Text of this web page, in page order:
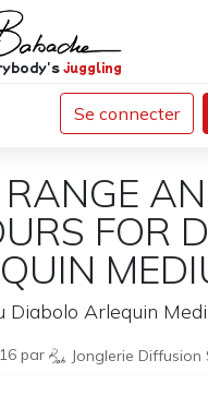
juggling
Se connecter
FOR
Diabolo Arlequin
par Jonglerie Diffusion